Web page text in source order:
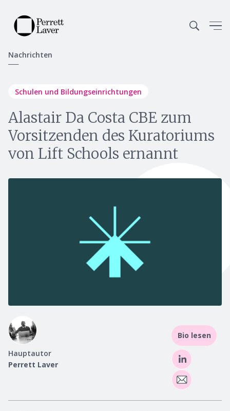
Nachrichten
Schulen und Bildungseinrichtungen
Alastair Da Costa CBE zum
Vorsitzenden des Kuratoriums
von Lift Schools ernannt
Hauptautor
Perrett Laver
Bio lesen